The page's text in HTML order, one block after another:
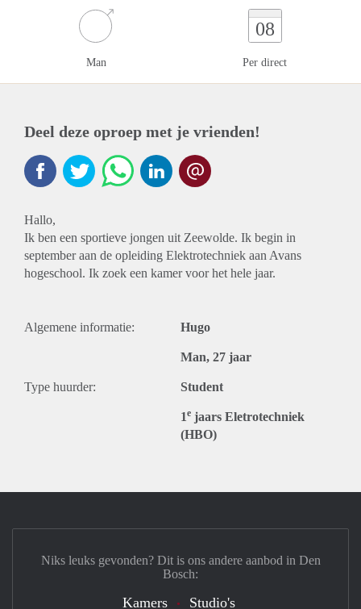
Man
08
Per direct
Deel deze oproep met je vrienden!
Hallo,
Ik ben een sportieve jongen uit Zeewolde. Ik begin in
september aan de opleiding Elektrotechniek aan Avans
hogeschool. Ik zoek een kamer voor het hele jaar.
Algemene informatie: Hugo
Man, 27 jaar
Type huurder: Student
1e jaars Eletrotechniek
(HBO)
Niks leuks gevonden? Dit is ons andere aanbod in Den
Bosch:
Kamers Studio's